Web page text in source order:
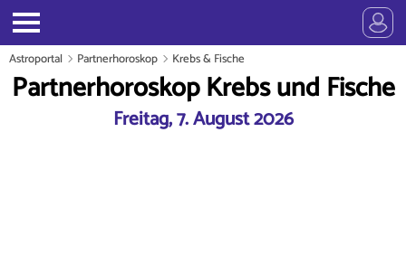
Astroportal Partnerhoroskop Krebs & Fische
Partnerhoroskop Krebs und Fische
Freitag, 7. August 2026